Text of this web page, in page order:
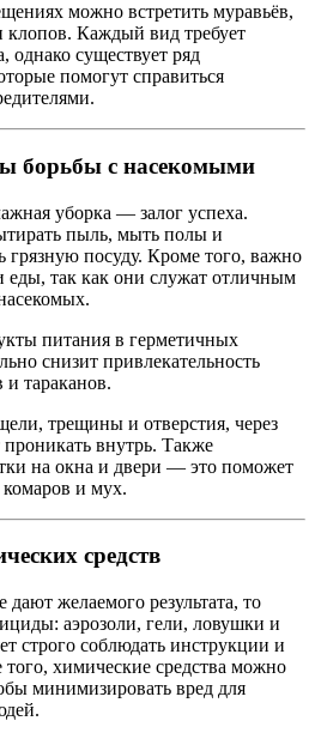
можно встретить муравьёв,
клопов. Каждый вид требует
однако существует ряд
помогут справиться
борьбы с насекомыми
уборка — залог успеха.
пыль, мыть полы и
грязную посуду. Кроме того, важно
еды, так как они служат отличным
питания в герметичных
снизит привлекательность
и тараканов.
трещины и отверстия, через
внутрь. Также
на окна и двери — это поможет
комаров и мух.
средств
желаемого результата, то
аэрозоли, гели, ловушки и
строго соблюдать инструкции и
того, химические средства можно
минимизировать вред для